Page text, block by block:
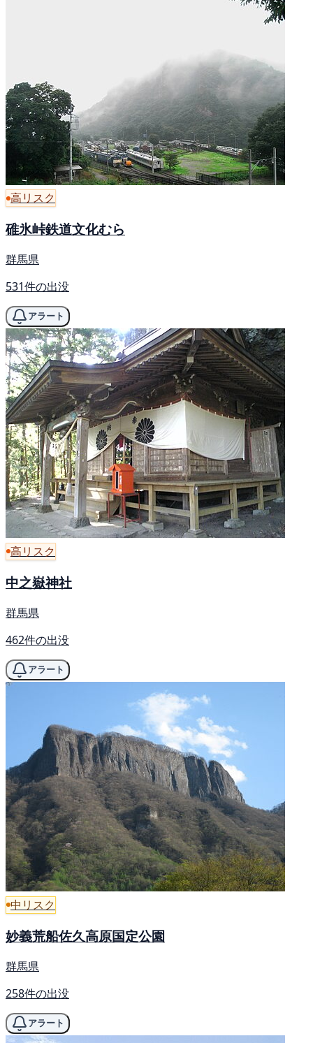
高リスク
碓氷峠鉄道文化むら
群馬県
531件の出没
アラート
高リスク
中之嶽神社
群馬県
462件の出没
アラート
中リスク
妙義荒船佐久高原国定公園
群馬県
258件の出没
アラート